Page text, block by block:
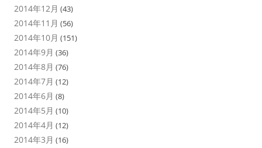
2014年12月 (43)
2014年11月 (56)
2014年10月 (151)
2014年9月 (36)
2014年8月 (76)
2014年7月 (12)
2014年6月 (8)
2014年5月 (10)
2014年4月 (12)
2014年3月 (16)